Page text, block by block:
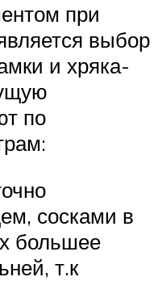
при
выбор
и хряка-
по
сосками в
большее
т.к